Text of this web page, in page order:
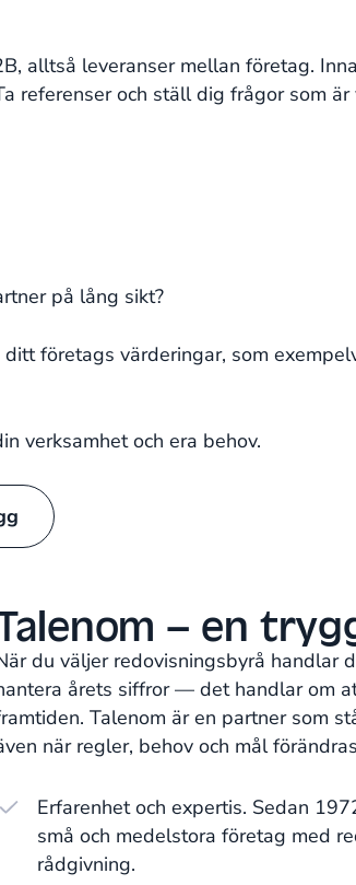
alltså leveranser mellan företag.
referenser och ställ dig frågor som
på lång sikt?
företags värderingar, som
verksamhet och era behov.
– en
du väljer redovisningsbyrå handlar
årets siffror — det handlar om
Talenom är en partner som
när regler, behov och mål
Erfarenhet och expertis. Sedan
små och medelstora företag med
rådgivning.